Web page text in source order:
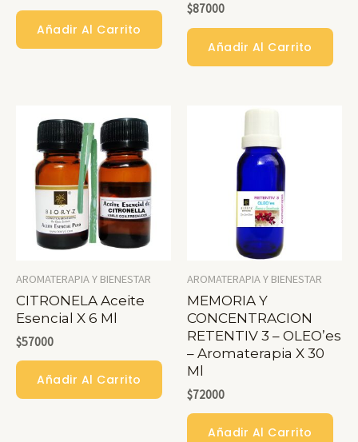
Añadir Al Carrito
$87000
Añadir Al Carrito
AROMATERAPIA Y BIENESTAR
CITRONELA Aceite
Esencial X 6 Ml
$57000
Añadir Al Carrito
AROMATERAPIA Y BIENESTAR
MEMORIA Y
CONCENTRACION
RETENTIV 3 – OLEO’es
– Aromaterapia X 30
Ml
$72000
Añadir Al Carrito